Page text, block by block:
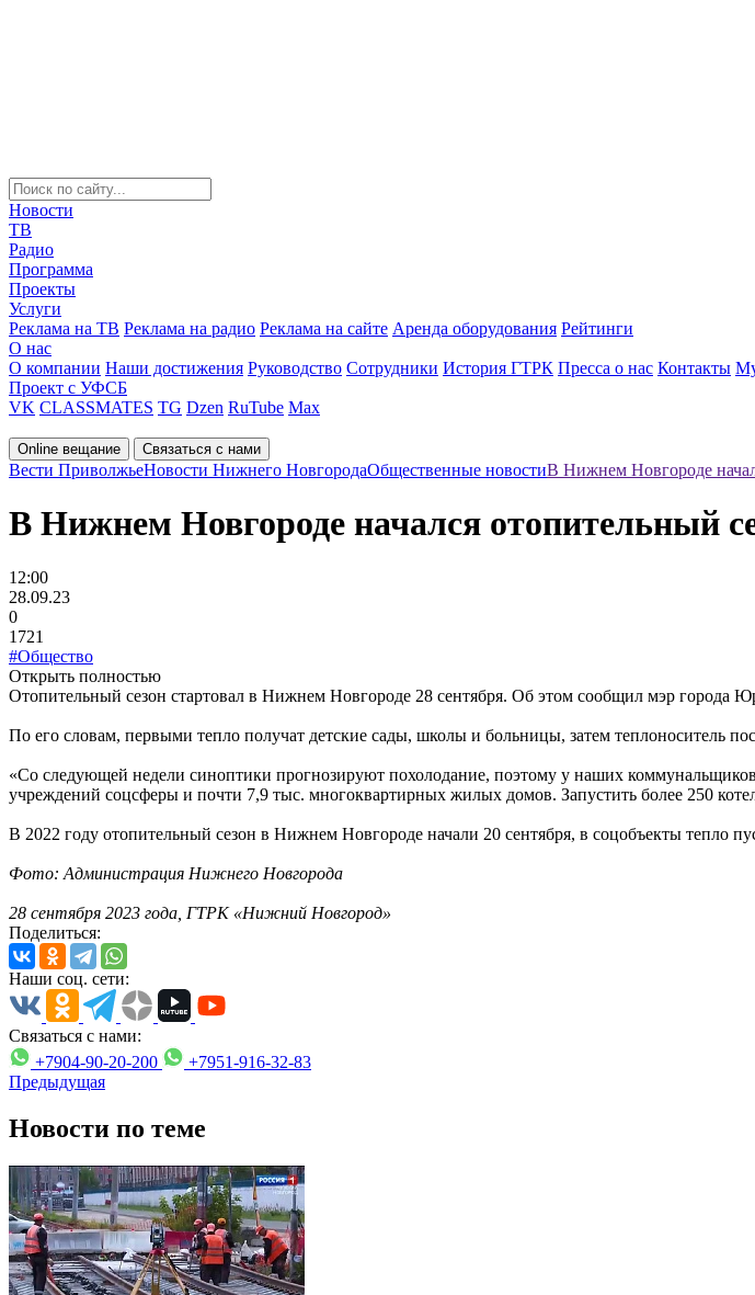
Новости
ТВ
Радио
Программа
Проекты
Услуги
Реклама на ТВ Реклама на радио Реклама на сайте Аренда оборудования Рейтинги
О нас
О компании Наши достижения Руководство Сотрудники История ГТРК Пресса о нас Контакты
Проект с УФСБ
VK CLASSMATES TG Dzen RuTube Max
Online вещание Связаться с нами
Вести ПриволжьеНовости Нижнего НовгородаОбщественные новостиВ Нижнем Новгороде
В Нижнем Новгороде начался отопительный
12:00
28.09.23
0
1721
#Общество
Открыть полностью
Отопительный сезон стартовал в Нижнем Новгороде 28 сентября. Об этом сообщил мэр города
По его словам, первыми тепло получат детские сады, школы и больницы, затем теплоноситель
«Со следующей недели синоптики прогнозируют похолодание, поэтому у наших коммунальщиков
учреждений соцсферы и почти 7,9 тыс. многоквартирных жилых домов. Запустить более 250
В 2022 году отопительный сезон в Нижнем Новгороде начали 20 сентября, в соцобъекты тепло
Фото: Администрация Нижнего Новгорода
28 сентября 2023 года, ГТРК «Нижний Новгород»
Поделиться:
Наши соц. сети:
Связаться с нами:
+7904-90-20-200
+7951-916-32-83
Предыдущая
Новости по теме